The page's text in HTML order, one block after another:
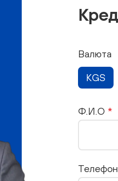
Валюта
KGS
Ф.И.О *
Телефон